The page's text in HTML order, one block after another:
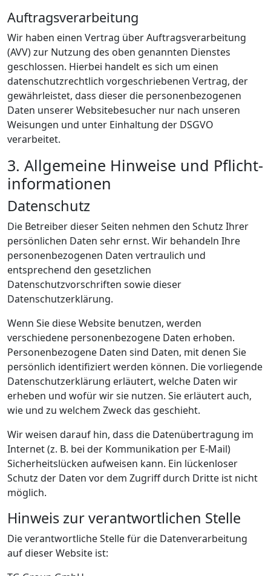
Auftragsverarbeitung
Wir haben einen Vertrag über Auftragsverarbeitung
(AVV) zur Nutzung des oben genannten Dienstes
geschlossen. Hierbei handelt es sich um einen
datenschutzrechtlich vorgeschriebenen Vertrag, der
gewährleistet, dass dieser die personenbezogenen
Daten unserer Websitebesucher nur nach unseren
Weisungen und unter Einhaltung der DSGVO
verarbeitet.
3. Allgemeine Hinweise und Pflicht­
informationen
Datenschutz
Die Betreiber dieser Seiten nehmen den Schutz Ihrer
persönlichen Daten sehr ernst. Wir behandeln Ihre
personenbezogenen Daten vertraulich und
entsprechend den gesetzlichen
Datenschutzvorschriften sowie dieser
Datenschutzerklärung.
Wenn Sie diese Website benutzen, werden
verschiedene personenbezogene Daten erhoben.
Personenbezogene Daten sind Daten, mit denen Sie
persönlich identifiziert werden können. Die vorliegende
Datenschutzerklärung erläutert, welche Daten wir
erheben und wofür wir sie nutzen. Sie erläutert auch,
wie und zu welchem Zweck das geschieht.
Wir weisen darauf hin, dass die Datenübertragung im
Internet (z. B. bei der Kommunikation per E-Mail)
Sicherheitslücken aufweisen kann. Ein lückenloser
Schutz der Daten vor dem Zugriff durch Dritte ist nicht
möglich.
Hinweis zur verantwortlichen Stelle
Die verantwortliche Stelle für die Datenverarbeitung
auf dieser Website ist: